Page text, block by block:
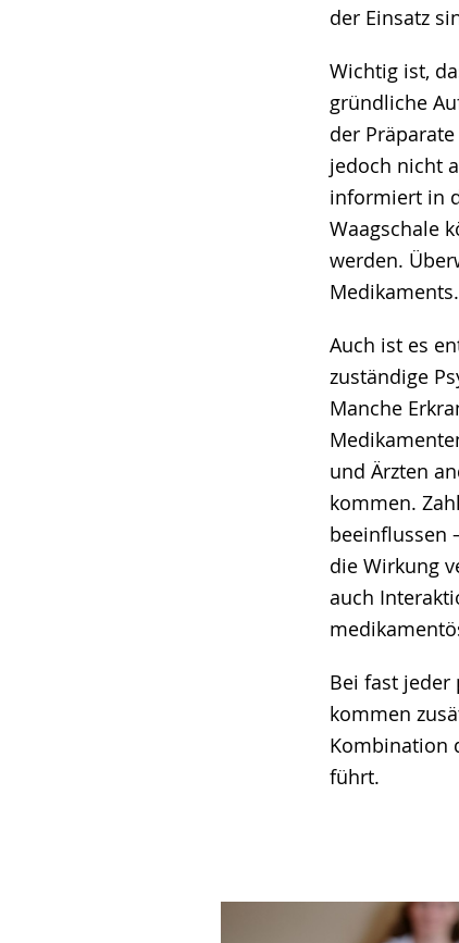
der Einsatz
Wichtig ist,
gründliche
der
jedoch nicht
informiert in
Waagschale
werden.
Medikaments.
Auch ist es
zuständige
Manche
und Ärzten
kommen.
beeinflussen
die Wirkung
auch
Bei fast jeder
kommen
Kombination
führt.